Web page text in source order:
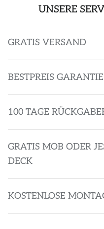
UNSERE
GRATIS VERSAND
BESTPREIS GARANTIE
100 TAGE
GRATIS MOB ODER
DECK
KOSTENLOSE